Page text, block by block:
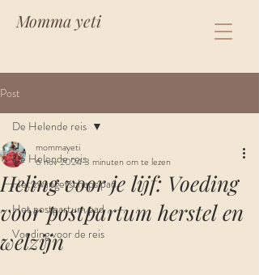
Momma yeti
Post
De Helende reis
Het zwangerschaps pad
Het postpartum pad
Voeding voor de reis
De Helende reis
Heling voor je lijf: Voeding
voor postpartum herstel en
welzijn
mommayeti
6 nov 20243 minuten om te lezen